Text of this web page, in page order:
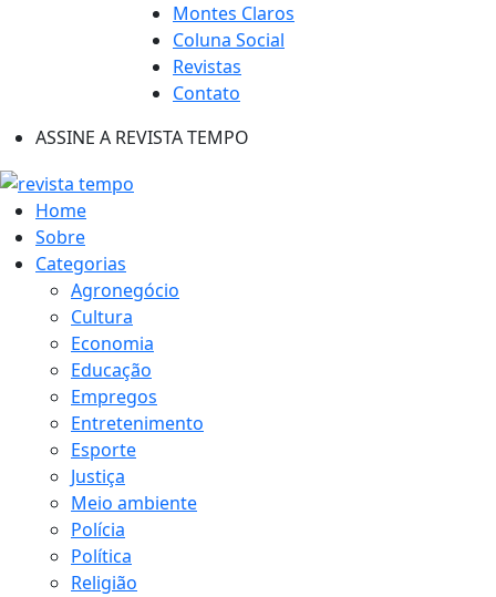
Montes Claros
Coluna Social
Revistas
Contato
ASSINE A REVISTA TEMPO
Home
Sobre
Categorias
Agronegócio
Cultura
Economia
Educação
Empregos
Entretenimento
Esporte
Justiça
Meio ambiente
Polícia
Política
Religião